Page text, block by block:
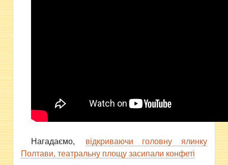
Нагадаємо,
відкриваючи головну ялинку
Полтави, театральну площу засипали конфеті